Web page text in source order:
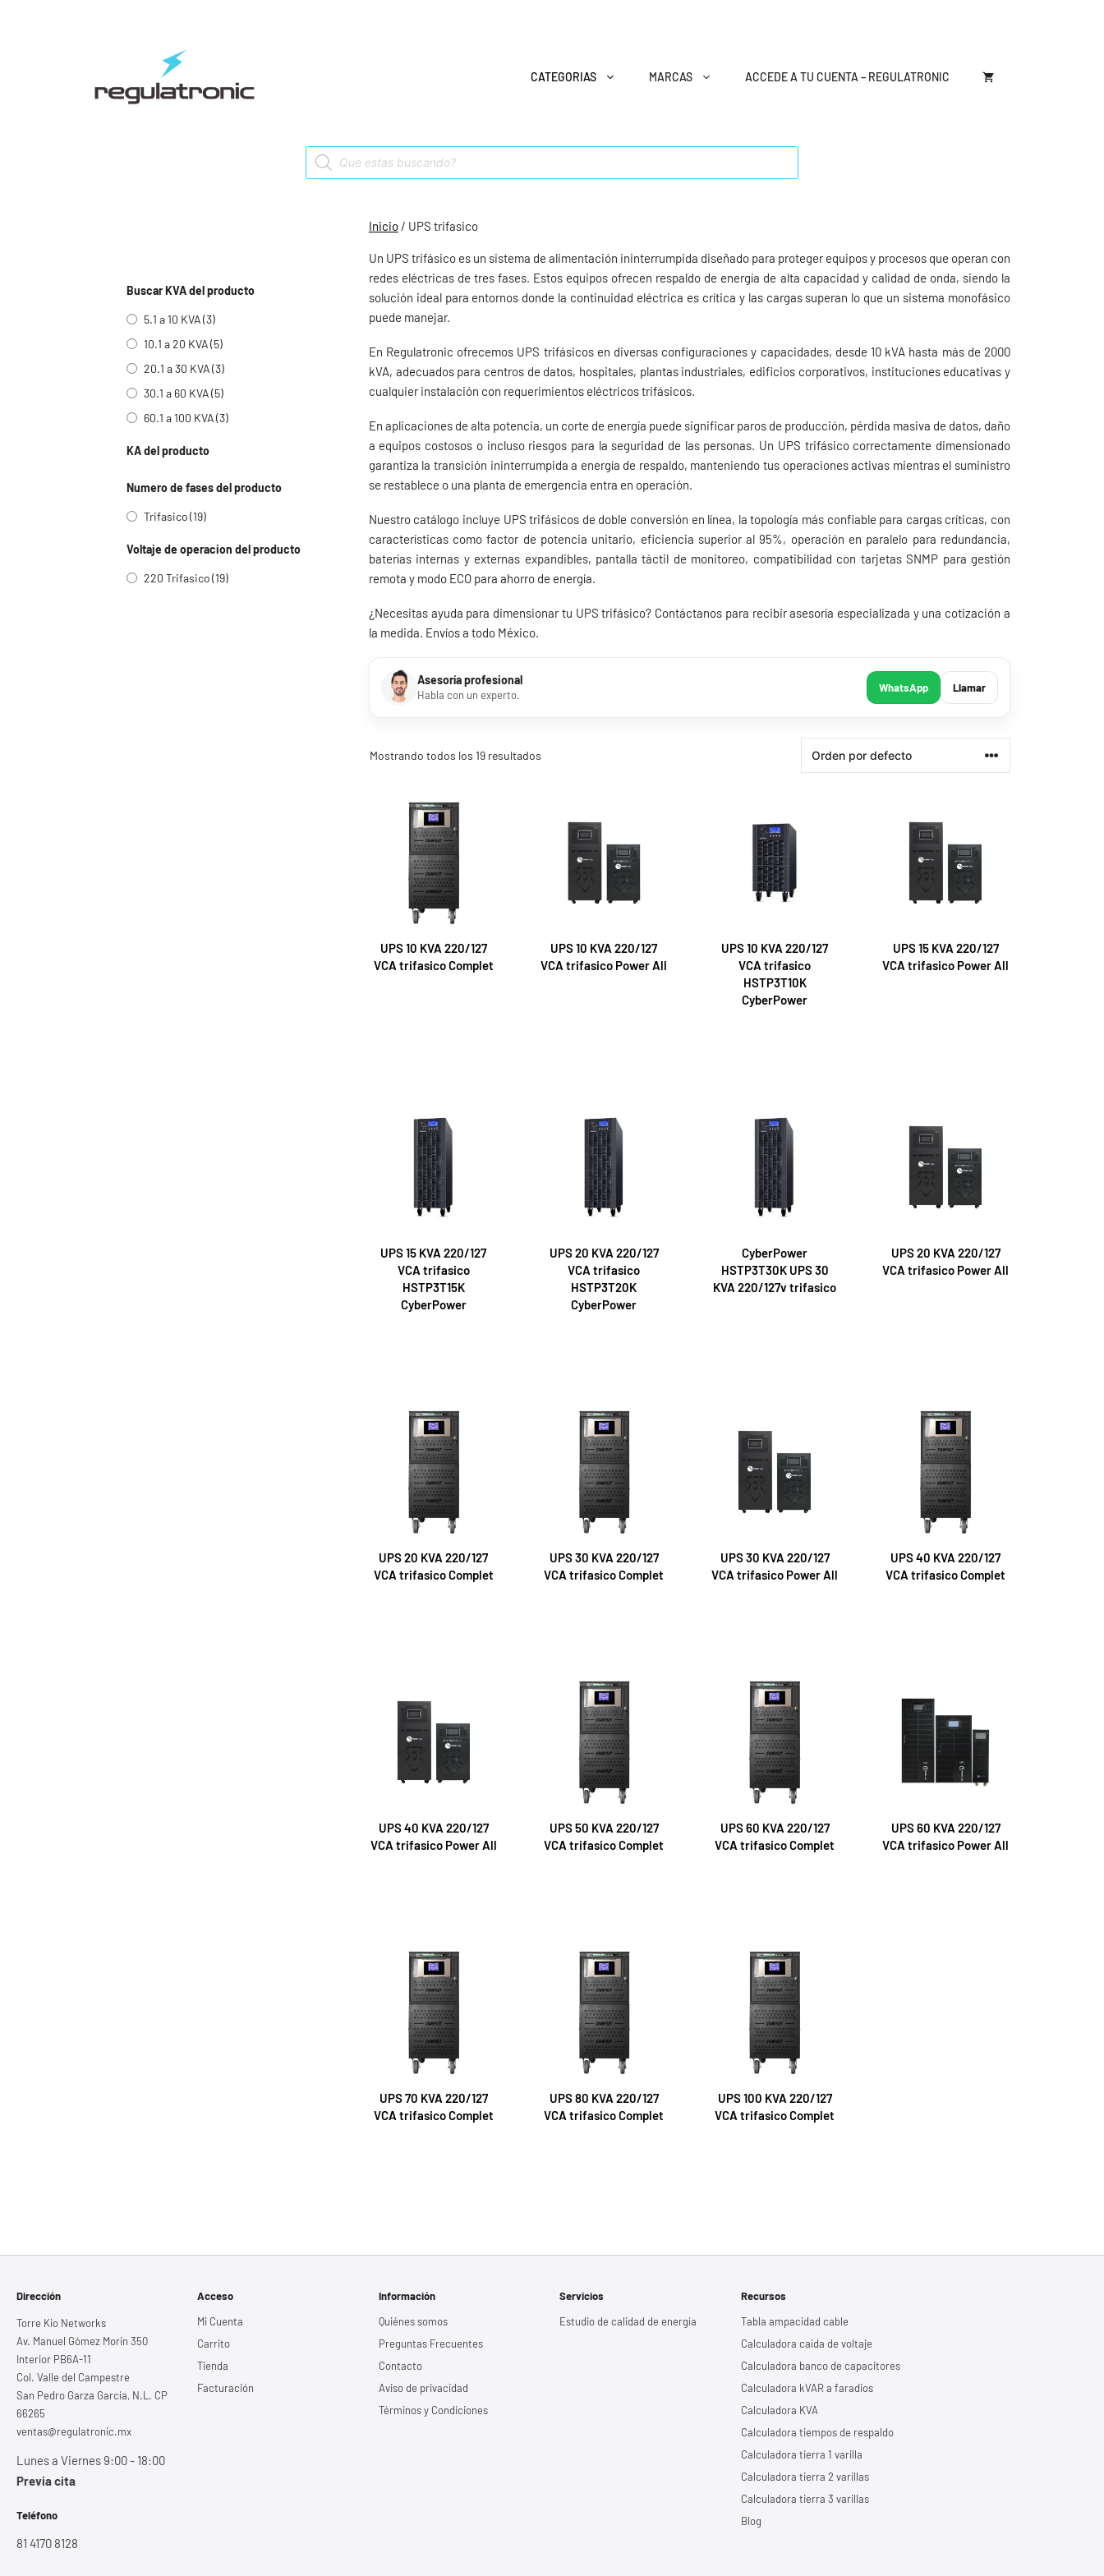
CATEGORIAS MARCAS ACCEDE A TU CUENTA – REGULATRONIC
Products
search
Inicio/ UPS trifasico
Un UPS trifásico es un sistema de alimentación ininterrumpida diseñado para proteger equipos y procesos que operan con
redes eléctricas de tres fases. Estos equipos ofrecen respaldo de energía de alta capacidad y calidad de onda, siendo la
solución ideal para entornos donde la continuidad eléctrica es crítica y las cargas superan lo que un sistema monofásico
puede manejar.
En Regulatronic ofrecemos UPS trifásicos en diversas configuraciones y capacidades, desde 10 kVA hasta más de 2000
kVA, adecuados para centros de datos, hospitales, plantas industriales, edificios corporativos, instituciones educativas y
cualquier instalación con requerimientos eléctricos trifásicos.
En aplicaciones de alta potencia, un corte de energía puede significar paros de producción, pérdida masiva de datos, daño
a equipos costosos o incluso riesgos para la seguridad de las personas. Un UPS trifásico correctamente dimensionado
garantiza la transición ininterrumpida a energía de respaldo, manteniendo tus operaciones activas mientras el suministro
se restablece o una planta de emergencia entra en operación.
Nuestro catálogo incluye UPS trifásicos de doble conversión en línea, la topología más confiable para cargas críticas, con
características como factor de potencia unitario, eficiencia superior al 95%, operación en paralelo para redundancia,
baterías internas y externas expandibles, pantalla táctil de monitoreo, compatibilidad con tarjetas SNMP para gestión
remota y modo ECO para ahorro de energía.
¿Necesitas ayuda para dimensionar tu UPS trifásico? Contáctanos para recibir asesoría especializada y una cotización a
la medida. Envíos a todo México.
Asesoría profesional
Habla con un experto.
WhatsApp Llamar
Mostrando todos los 19 resultados
UPS 10 KVA 220/127
VCA trifasico Complet
UPS 10 KVA 220/127
VCA trifasico Power All
UPS 10 KVA 220/127
VCA trifasico
HSTP3T10K
CyberPower
UPS 15 KVA 220/127
VCA trifasico Power All
UPS 15 KVA 220/127
VCA trifasico
HSTP3T15K
CyberPower
UPS 20 KVA 220/127
VCA trifasico
HSTP3T20K
CyberPower
CyberPower
HSTP3T30K UPS 30
KVA 220/127v trifasico
UPS 20 KVA 220/127
VCA trifasico Power All
UPS 20 KVA 220/127
VCA trifasico Complet
UPS 30 KVA 220/127
VCA trifasico Complet
UPS 30 KVA 220/127
VCA trifasico Power All
UPS 40 KVA 220/127
VCA trifasico Complet
UPS 40 KVA 220/127
VCA trifasico Power All
UPS 50 KVA 220/127
VCA trifasico Complet
UPS 60 KVA 220/127
VCA trifasico Complet
UPS 60 KVA 220/127
VCA trifasico Power All
UPS 70 KVA 220/127
VCA trifasico Complet
UPS 80 KVA 220/127
VCA trifasico Complet
UPS 100 KVA 220/127
VCA trifasico Complet
Buscar KVA del producto
5.1 a 10 KVA(3)
10.1 a 20 KVA(5)
20.1 a 30 KVA(3)
30.1 a 60 KVA(5)
60.1 a 100 KVA(3)
KA del producto
Numero de fases del producto
Trifasico(19)
Voltaje de operacion del producto
220 Trifasico(19)
Dirección
Torre Kio Networks
Av. Manuel Gómez Morin 350
Interior PB6A-11
Col. Valle del Campestre
San Pedro Garza García, N.L. CP
66265
ventas@regulatronic.mx
Lunes a Viernes 9:00 - 18:00
Previa cita
Teléfono
81 4170 8128
Acceso
Mi Cuenta
Carrito
Tienda
Facturación
Información
Quiénes somos
Preguntas Frecuentes
Contacto
Aviso de privacidad
Términos y Condiciones
Servicios
Estudio de calidad de energía
Recursos
Tabla ampacidad cable
Calculadora caída de voltaje
Calculadora banco de capacitores
Calculadora kVAR a faradios
Calculadora KVA
Calculadora tiempos de respaldo
Calculadora tierra 1 varilla
Calculadora tierra 2 varillas
Calculadora tierra 3 varillas
Blog